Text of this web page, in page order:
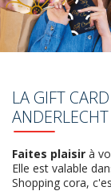
LA GIFT
ANDERLECHT
Faites plaisir à
Elle est valable
Shopping cora,